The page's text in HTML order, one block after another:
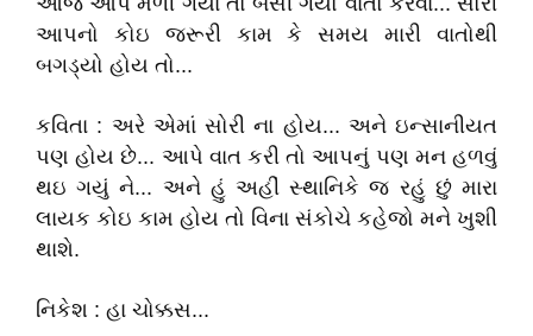
આપનો કોઇ જરૂરી કામ કે સમય મારી વાતોથી
બગડ્યો હોય તો...
કવિતા : અરે એમાં સોરી ના હોય... અને ઇન્‍સાનીયત
પણ હોય છે... આપે વાત કરી તો આપનું પણ મન હળવું
થઇ ગયું ને... અને હું અહીં સ્‍થાનિકે જ રહું છું મારા
લાયક કોઇ કામ હોય તો વિના સંકોચે કહેજો મને ખુશી
થાશે.
નિકેશ : હા ચોક્કસ...